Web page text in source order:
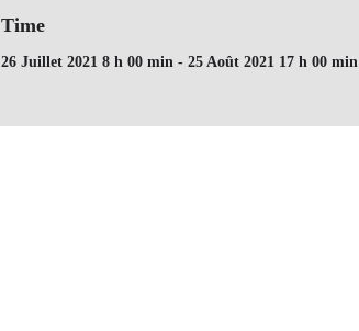
Time
26 Juillet 2021 8 h 00 min - 25 Août 2021 17 h 00 min